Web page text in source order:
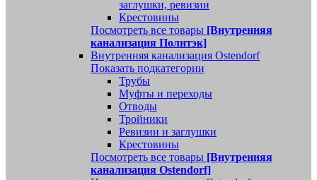
заглушки, ревизии
Крестовины
Посмотреть все товары [Внутренняя
канализация Политэк]
Внутренняя канализация Ostendorf
Показать подкатегории
Трубы
Муфты и переходы
Отводы
Тройники
Ревизии и заглушки
Крестовины
Посмотреть все товары [Внутренняя
канализация Ostendorf]